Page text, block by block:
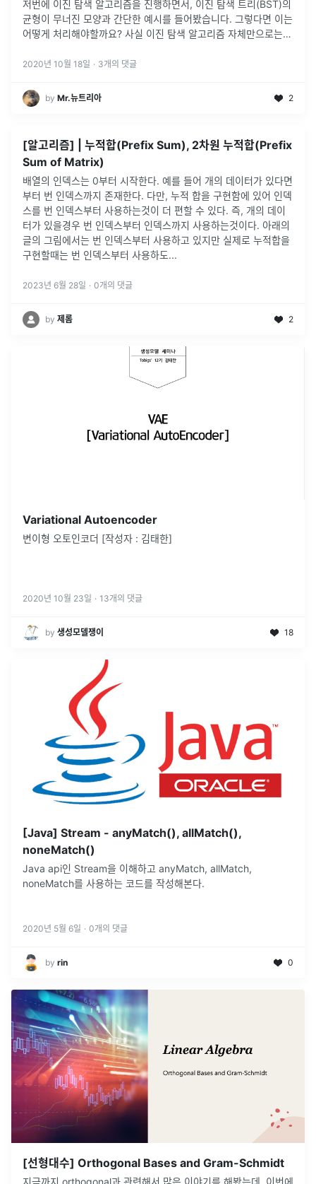
저번에 이진 탐색 알고리즘을 진행하면서, 이진 탐색 트리(BST)의
균형이 무너진 모양과 간단한 예시를 들어봤습니다. 그렇다면 이는
어떻게 처리해야할까요? 사실 이진 탐색 알고리즘 자체만으로는
유...
2020년 10월 18일 · 3개의 댓글
by Mr.뉴트리아 2
[알고리즘] | 누적합(Prefix Sum), 2차원 누적합(Prefix
Sum of Matrix)
배열의 인덱스는 0부터 시작한다. 예를 들어 개의 데이터가 있다면
부터 번 인덱스까지 존재한다. 다만, 누적 합을 구현함에 있어 인덱
스를 번 인덱스부터 사용하는것이 더 편할 수 있다. 즉, 개의 데이
터가 있을경우 번 인덱스부터 인덱스까지 사용하는것이다. 아래의
글의 그림에서는 번 인덱스부터 사용하고 있지만 실제로 누적합을
구현할때는 번 인덱스부터 사용하도...
2023년 6월 28일 · 0개의 댓글
by 제롬 2
Variational Autoencoder
변이형 오토인코더 [작성자 : 김태한]
2020년 10월 23일 · 13개의 댓글
by 생성모델쟁이 18
[Java] Stream - anyMatch(), allMatch(),
noneMatch()
Java api인 Stream을 이해하고 anyMatch, allMatch,
noneMatch를 사용하는 코드를 작성해본다.
2020년 5월 6일 · 0개의 댓글
by rin 0
[선형대수] Orthogonal Bases and Gram-Schmidt
지금까지 orthogonal과 관련해서 많은 이야기를 해봤는데, 이번에